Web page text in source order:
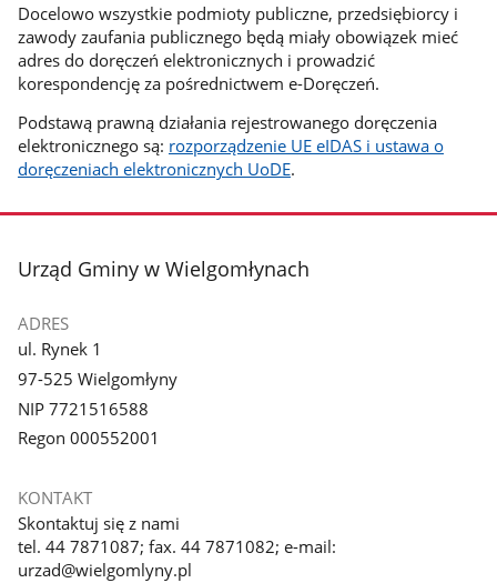
Docelowo wszystkie podmioty publiczne, przedsiębiorcy i
zawody zaufania publicznego będą miały obowiązek mieć
adres do doręczeń elektronicznych i prowadzić
korespondencję za pośrednictwem e-Doręczeń.
Podstawą prawną działania rejestrowanego doręczenia
elektronicznego są: rozporządzenie UE eIDAS i ustawa o
doręczeniach elektronicznych UoDE.
stopka
Urząd Gminy w Wielgomłynach
ADRES
ul. Rynek 1
97-525 Wielgomłyny
NIP 7721516588
Regon 000552001
KONTAKT
Skontaktuj się z nami
tel. 44 7871087; fax. 44 7871082; e-mail:
urzad@wielgomlyny.pl